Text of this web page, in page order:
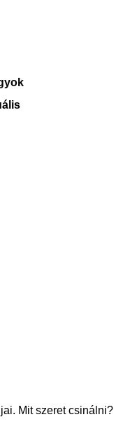
Mit szeret csinálni?